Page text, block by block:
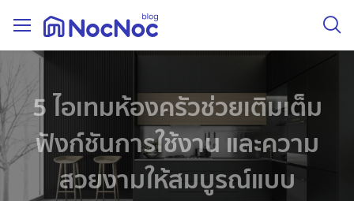
5 ไอเทมห้องครัวช่วยเติมเต็ม
ฟังก์ชันการใช้งาน และความ
สวยงามให้สมบูรณ์แบบ